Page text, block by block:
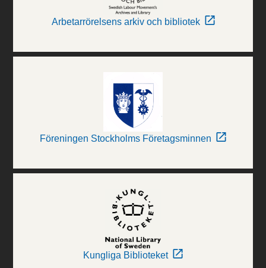
Arbetarrörelsens arkiv och bibliotek
Föreningen Stockholms Företagsminnen
Kungliga Biblioteket